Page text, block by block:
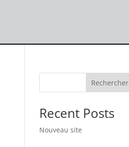
Rechercher
Recent Posts
Nouveau site